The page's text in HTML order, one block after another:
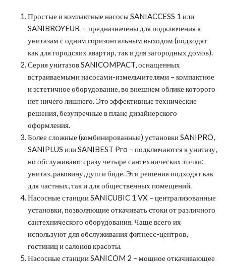
Простые и компактные насосы SANIACCESS 1 или
SANIBROYEUR – предназначены для подключения к
унитазам с одним горизонтальным выходом (подходят
как для городских квартир, так и для загородных домов).
Серия унитазов SANICOMPACT, оснащенных
встраиваемыми насосами-измельчителями – компактное
и эстетичное оборудование, во внешнем облике которого
нет ничего лишнего. Это эффективные технические
решения, безупречные в плане дизайнерского
оформления.
Более сложные (комбинированные) установки SANIPRO,
SANIPLUS или SANIBEST Pro – подключаются к унитазу,
но обслуживают сразу четыре сантехнических точки:
унитаз, раковину, душ и биде. Эти решения подходят как
для частных, так и для общественных помещений.
Насосные станции SANICUBIC 1 VX – централизованные
установки, позволяющие откачивать стоки от различного
сантехнического оборудования. Чаще всего их
используют для обслуживания фитнесс-центров,
гостиниц и салонов красоты.
Насосные станции SANICOM 2 – мощное откачивающее